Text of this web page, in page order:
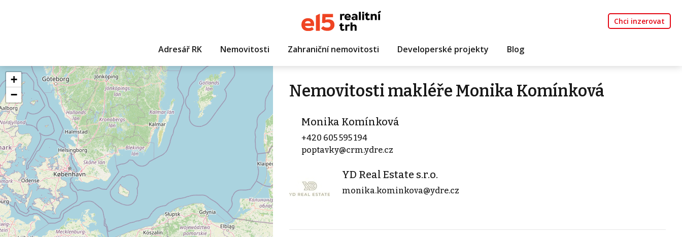
Chci inzerovat
Adresář RK Nemovitosti Zahraniční nemovitosti Developerské projekty Blog
+
−
Nemovitosti makléře Monika Komínková
Monika Komínková
+420 605 595 194
poptavky@crm.ydre.cz
YD Real Estate s.r.o.
monika.kominkova@ydre.cz